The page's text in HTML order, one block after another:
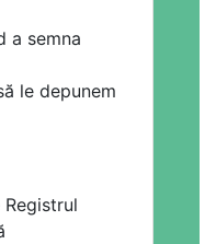
a semna
le depunem